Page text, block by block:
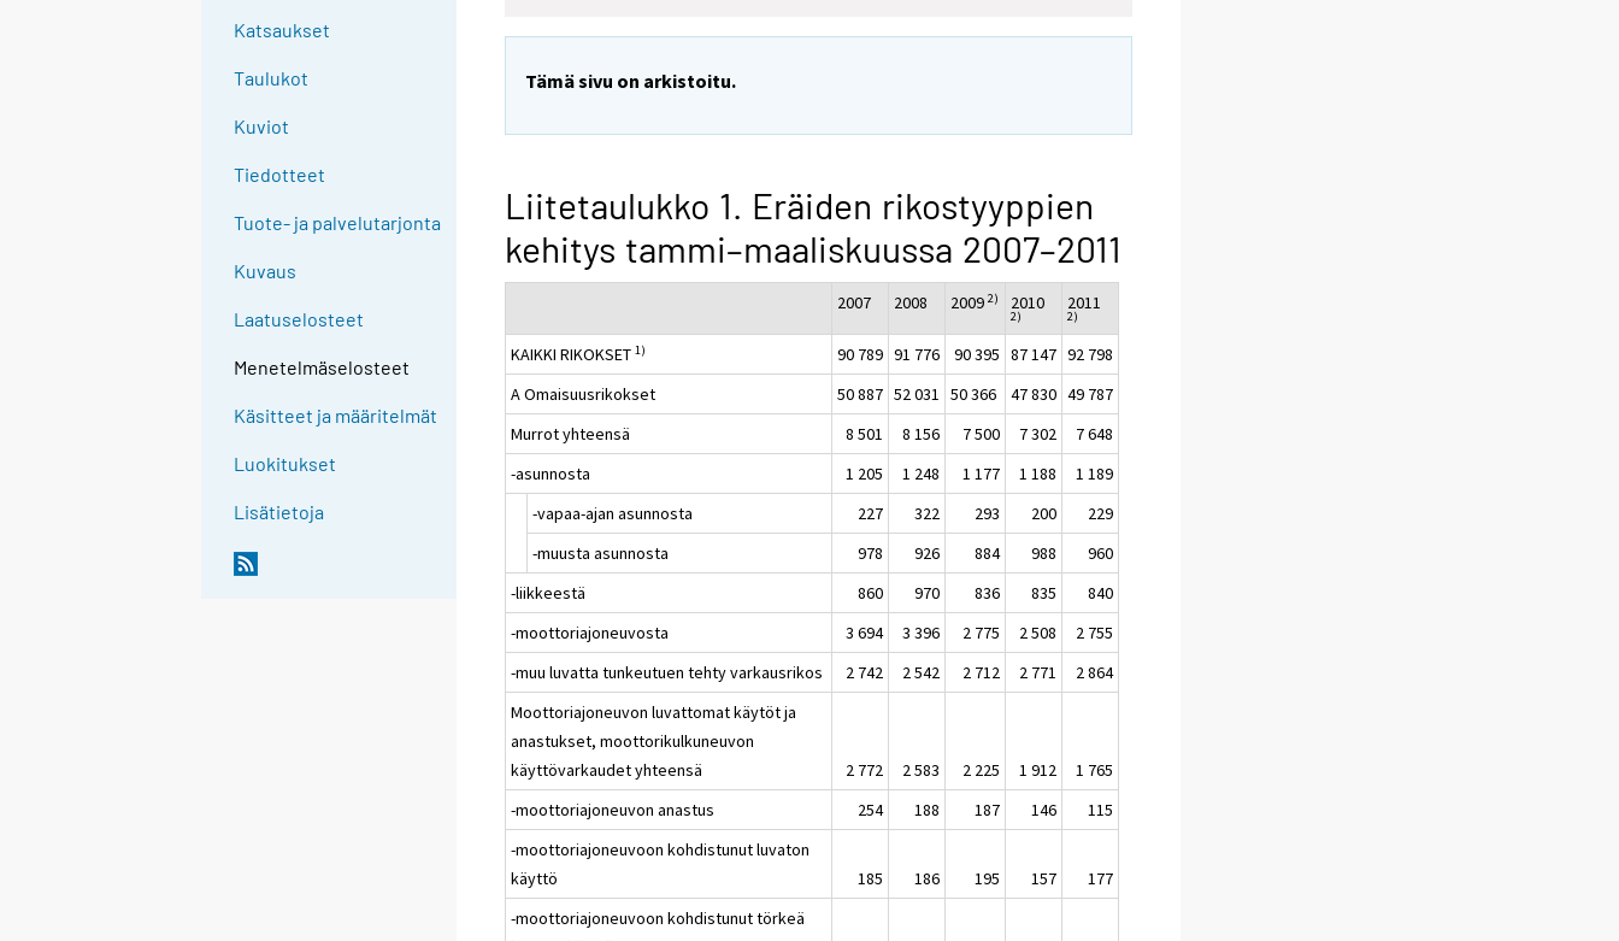
Katsaukset
Taulukot
Kuviot
Tiedotteet
Tuote- ja palvelutarjonta
Kuvaus
Laatuselosteet
Menetelmäselosteet
Käsitteet ja määritelmät
Luokitukset
Lisätietoja
Tämä sivu on arkistoitu.
Liitetaulukko 1. Eräiden rikostyyppien
kehitys tammi–maaliskuussa 2007–2011
2007 2008 20092) 2010
2)
2011
2)
KAIKKI RIKOKSET1) 90 789 91 776 90 395 87 147 92 798
A Omaisuusrikokset
50 887 52 031 50 366 47 830 49 787
Murrot yhteensä
8 501 8 156 7 500 7 302
7 648
-asunnosta
1 205 1 248 1 177 1 188
1 189
-vapaa-ajan asunnosta
227 322 293 200
229
-muusta asunnosta
978 926 884 988
960
-liikkeestä
860 970 836 835
840
-moottoriajoneuvosta
3 694 3 396 2 775 2 508
2 755
-muu luvatta tunkeutuen tehty varkausrikos
2 742 2 542 2 712 2 771
2 864
Moottoriajoneuvon luvattomat käytöt ja
anastukset, moottorikulkuneuvon
käyttövarkaudet yhteensä
2 772 2 583 2 225 1 912
1 765
-moottoriajoneuvon anastus
254 188 187 146
115
-moottoriajoneuvoon kohdistunut luvaton
käyttö
185 186 195 157
177
-moottoriajoneuvoon kohdistunut törkeä